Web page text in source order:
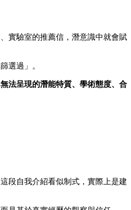
實驗室的推薦信，潛意識中就會賦
選過」。
法呈現的潛能特質、學術態度、合
段自我介紹看似制式，實際上是建